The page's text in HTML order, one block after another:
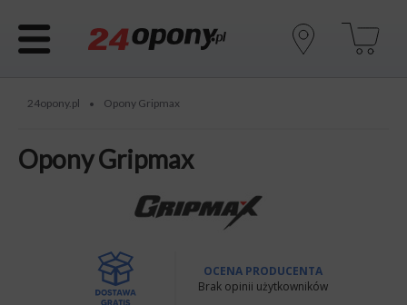
24opony.pl • Opony Gripmax
Opony Gripmax
OCENA PRODUCENTA
Brak opinii użytkowników